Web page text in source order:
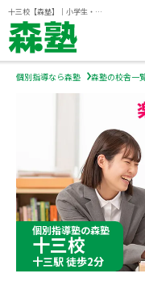
十三校【森塾】｜小学生・中学生・高校生の個別指導塾・学習塾
小学生の個別指
中学生の個別指導
高校生の個別指
森塾を知る
個別指導なら森塾 森塾の校舎一
個別指導塾の森塾
十三校
十三駅 徒歩2分